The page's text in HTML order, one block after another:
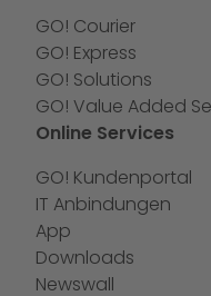
GO! Courier
GO! Express
GO! Solutions
GO! Value Added
Online Services
GO! Kundenportal
IT Anbindungen
App
Downloads
Newswall